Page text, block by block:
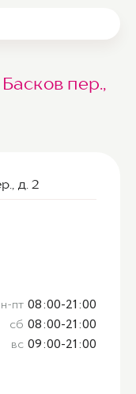
пер.,
д. 2
пт 08:00-21:00
сб 08:00-21:00
вс 09:00-21:00